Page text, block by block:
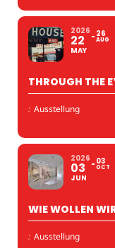
2026
22
MAY
26
AUG
THROUGH THE
: Ausstellung
2026
03
JUN
03
OCT
WIE WOLLEN
: Ausstellung